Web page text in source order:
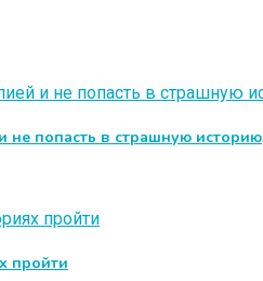
не попасть в страшную историю
пройти